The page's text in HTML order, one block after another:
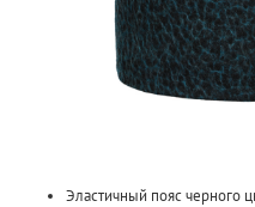
Эластичный пояс черного